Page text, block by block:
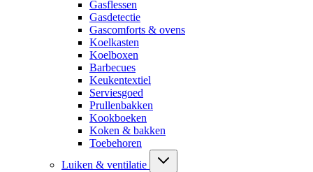
Gasflessen
Gasdetectie
Gascomforts & ovens
Koelkasten
Koelboxen
Barbecues
Keukentextiel
Serviesgoed
Prullenbakken
Kookboeken
Koken & bakken
Toebehoren
Luiken & ventilatie